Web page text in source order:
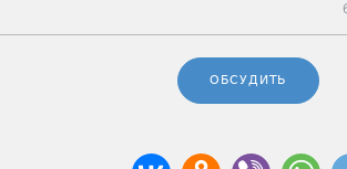
ОБСУДИТЬ